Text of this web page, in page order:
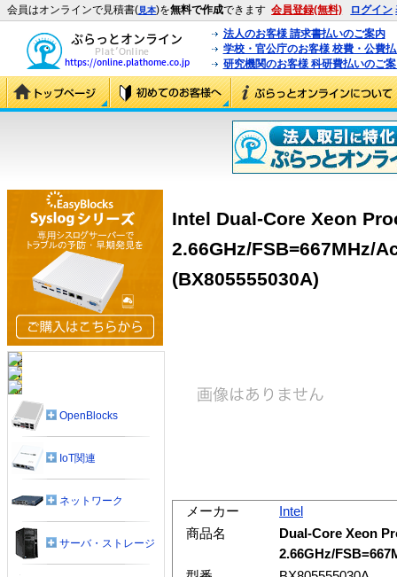
会員はオンラインで見積書(見本)を無料で作成できます 会員登録(無料) ログイン
法人のお客様 請求書払いのご案内
学校・官公庁のお客様 校費・公費
研究機関のお客様 科研費払いのご
Intel Dual-Core Xeon
2.66GHz/FSB=667MHz/
(BX805555030A)
メーカー
Intel
商品名
Dual-Core Xeon
2.66GHz/
OpenBlocks
IoT関連
ネットワーク
サーバ・ストレージ